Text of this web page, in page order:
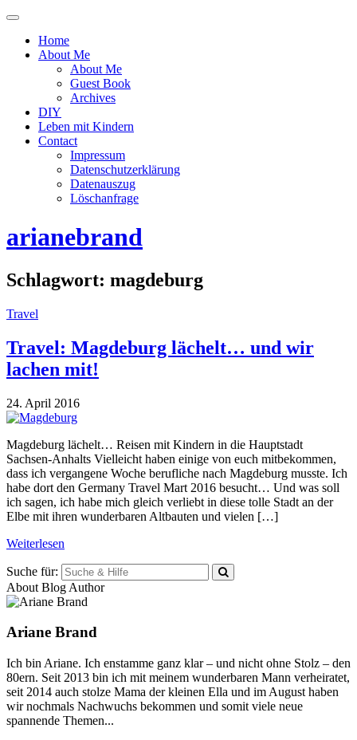
Menü
oder
ausblenden
Home
About Me
About Me
Guest Book
Archives
DIY
Leben mit Kindern
Contact
Impressum
Datenschutzerklärung
Datenauszug
Löschanfrage
arianebrand
Schlagwort: magdeburg
Travel
Travel: Magdeburg lächelt… und wir
lachen mit!
24. April 2016
Magdeburg lächelt… Reisen mit Kindern in die Hauptstadt
Sachsen-Anhalts Vielleicht haben einige von euch mitbekommen,
dass ich vergangene Woche berufliche nach Magdeburg musste. Ich
habe dort den Germany Travel Mart 2016 besucht… Und was soll
ich sagen, ich habe mich gleich verliebt in diese tolle Stadt an der
Elbe mit ihren wunderbaren Altbauten und vielen […]
Weiterlesen
Suche für:
About Blog Author
Ariane Brand
Ich bin Ariane. Ich enstamme ganz klar – und nicht ohne Stolz – den
80ern. Seit 2013 bin ich mit meinem wunderbaren Mann verheiratet,
seit 2014 auch stolze Mama der kleinen Ella und im August haben
wir nochmals Nachwuchs bekommen und somit viele neue
spannende Themen...